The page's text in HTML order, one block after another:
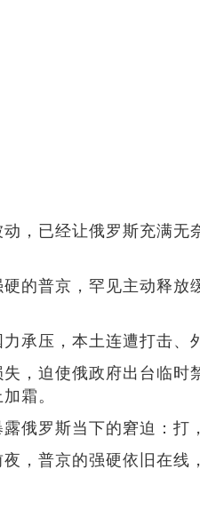
，已经让俄罗斯充满
的普京，罕见主动释
承压，本土连遭打击、
，迫使俄政府出台临
霜。
俄罗斯当下的窘迫：打
，普京的强硬依旧在